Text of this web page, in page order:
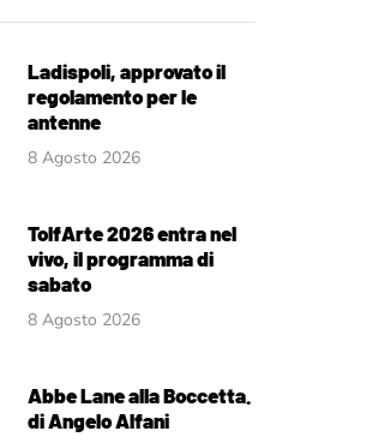
Ladispoli, approvato il
regolamento per le
antenne
8 Agosto 2026
TolfArte 2026 entra nel
vivo, il programma di
sabato
8 Agosto 2026
Abbe Lane alla Boccetta.
di Angelo Alfani